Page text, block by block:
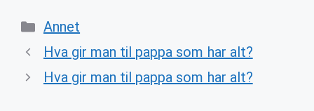
Categories
Annet
Hva gir man til pappa som har alt?
Hva gir man til pappa som har alt?